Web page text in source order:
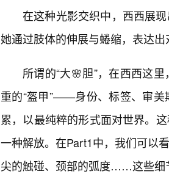
在这种光影交织中，西西展
她通过肢体的伸展与蜷缩，表达
所谓的“大🌸胆”，在西西这
重的“盔甲”——身份、标签、审美
累，以最纯粹的形式面对世界。
一种解放。在Part1中，我们可以
尖的触碰、颈部的弧度……这些细